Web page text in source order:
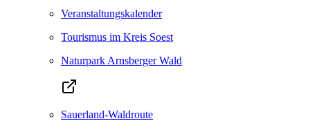
Veranstaltungskalender
Tourismus im Kreis Soest
Naturpark Arnsberger Wald
Sauerland-Waldroute